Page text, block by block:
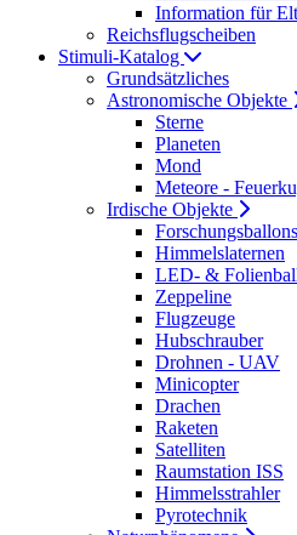
Information für
Reichsflugscheiben
Stimuli-Katalog
Grundsätzliches
Astronomische Objekte
Sterne
Planeten
Mond
Meteore -
Irdische Objekte
Forschungsballons
Himmelslaternen
LED- &
Zeppeline
Flugzeuge
Hubschrauber
Drohnen - UAV
Minicopter
Drachen
Raketen
Satelliten
Raumstation ISS
Himmelsstrahler
Pyrotechnik